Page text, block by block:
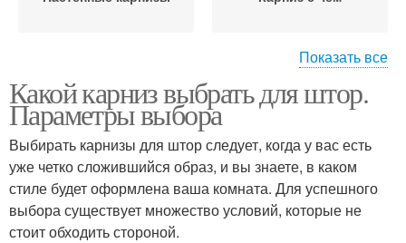
Модные карнизы Потолочный карниз
Потолочные карнизы Карниз для штор
Показать все
Какой карниз выбрать для штор.
Параметры выбора
Выбирать карнизы для штор следует, когда у вас есть
уже четко сложившийся образ, и вы знаете, в каком
стиле будет оформлена ваша комната. Для успешного
выбора существует множество условий, которые не
стоит обходить стороной.